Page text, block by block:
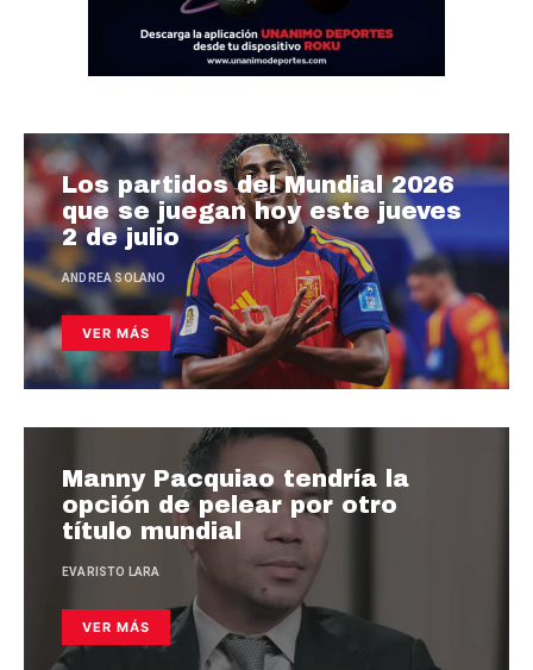
Los partidos del Mundial 2026
que se juegan hoy este jueves
2 de julio
ANDREA SOLANO
VER MÁS
Manny Pacquiao tendría la
opción de pelear por otro
título mundial
EVARISTO LARA
VER MÁS